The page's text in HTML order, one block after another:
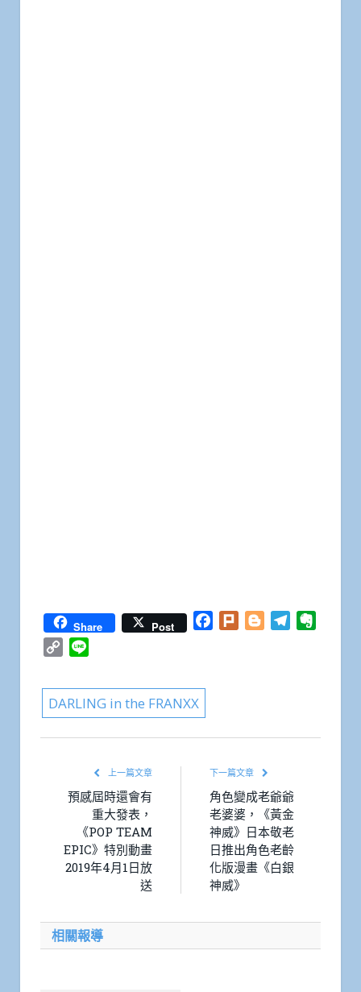
Share Post Facebook
Plurk BloggerTelegram
Copy
DARLING in the FRANXX
上一篇文章
預感屆時還會有
重大發表，
《POP TEAM
EPIC》特別動畫
2019年4月1日放
送
下一篇文章
角色變成老爺爺
老婆婆，《黃金
神威》日本敬老
日推出角色老齡
化版漫畫《白銀
神威》
相關報導